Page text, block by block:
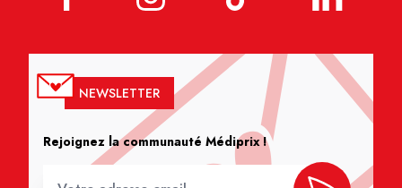
NEWSLETTER
Rejoignez la communauté Médiprix !